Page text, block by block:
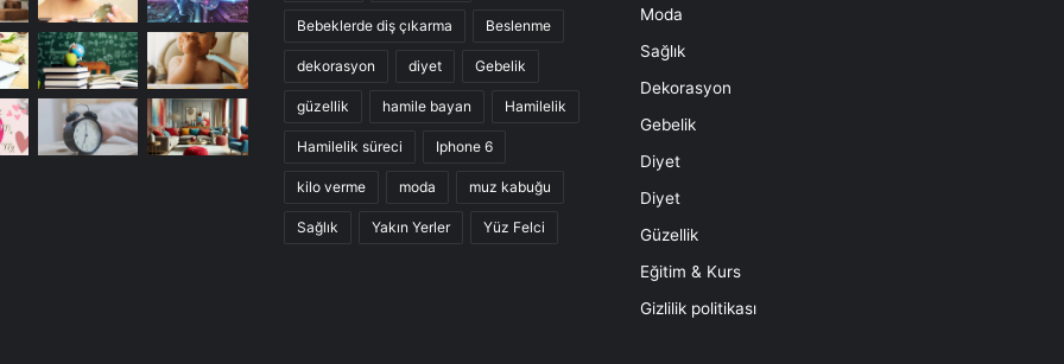
Bebeklerde diş çıkarma Beslenme
dekorasyon diyet Gebelik
güzellik hamile bayan Hamilelik
Hamilelik süreci Iphone 6
kilo verme moda muz kabuğu
Sağlık Yakın Yerler Yüz Felci
Moda
Sağlık
Dekorasyon
Gebelik
Diyet
Diyet
Güzellik
Eğitim & Kurs
Gizlilik politikası